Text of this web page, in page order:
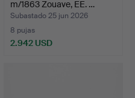
m/1863 Zouave, EE. …
Subastado 25 jun 2026
8 pujas
2.942 USD